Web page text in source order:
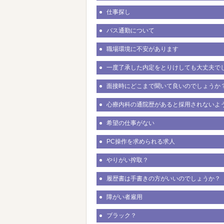
仕事探し
バス通勤について
職場環境に不安があります
一度了承した内定をとりけしても大丈夫で
面接時にどこまで聞いて良いのでしょうか
心療内科の通院歴があると採用されないよ
希望の仕事がない
PC操作を求められる求人
やりがい搾取？
履歴書は手書きの方がいいのでしょうか？
障がい者雇用
ブラック？